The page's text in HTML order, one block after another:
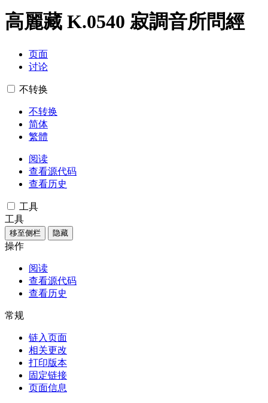
高麗藏 K.0540 寂調音所問經
页面
讨论
不转换
不转换
简体
繁體
阅读
查看源代码
查看历史
工具
工具
移至侧栏 隐藏
操作
阅读
查看源代码
查看历史
常规
链入页面
相关更改
打印版本
固定链接
页面信息